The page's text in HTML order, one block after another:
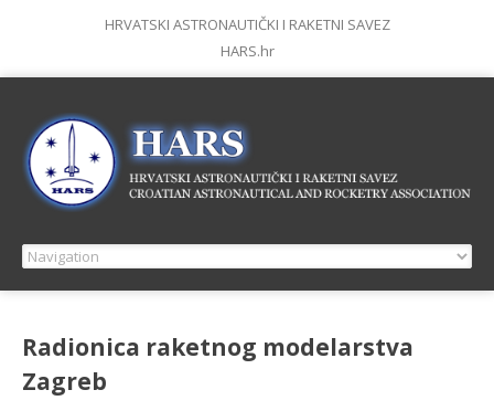
HRVATSKI ASTRONAUTIČKI I RAKETNI SAVEZ
HARS.hr
Radionica raketnog modelarstva
Zagreb